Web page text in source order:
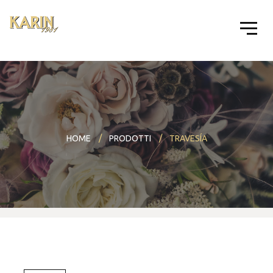
HOME PRODOTTI TRAVESÍA